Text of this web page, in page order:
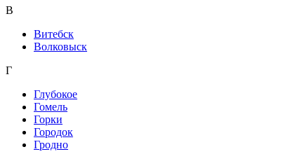
В
Витебск
Волковыск
Г
Глубокое
Гомель
Горки
Городок
Гродно